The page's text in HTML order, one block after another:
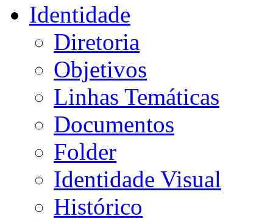
Identidade
Diretoria
Objetivos
Linhas Temáticas
Documentos
Folder
Identidade Visual
Histórico